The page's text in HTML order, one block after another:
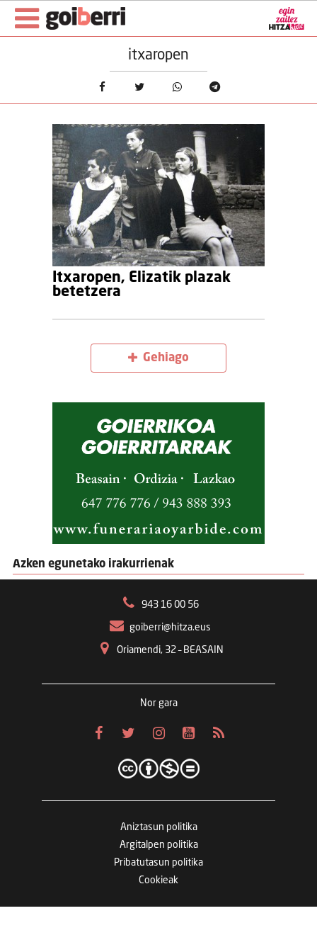
itxaropen
Itxaropen, Elizatik plazak
betetzera
Gehiago
Azken egunetako irakurrienak
943 16 00 56
goiberri@hitza.eus
Oriamendi, 32 – BEASAIN
Nor gara
Aniztasun politika
Argitalpen politika
Pribatutasun politika
Cookieak